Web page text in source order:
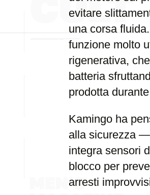
evitare
una corsa
funzione molto
rigenerativa,
batteria
prodotta
Kamingo ha
alla sicurezza
integra sensori
blocco per
arresti